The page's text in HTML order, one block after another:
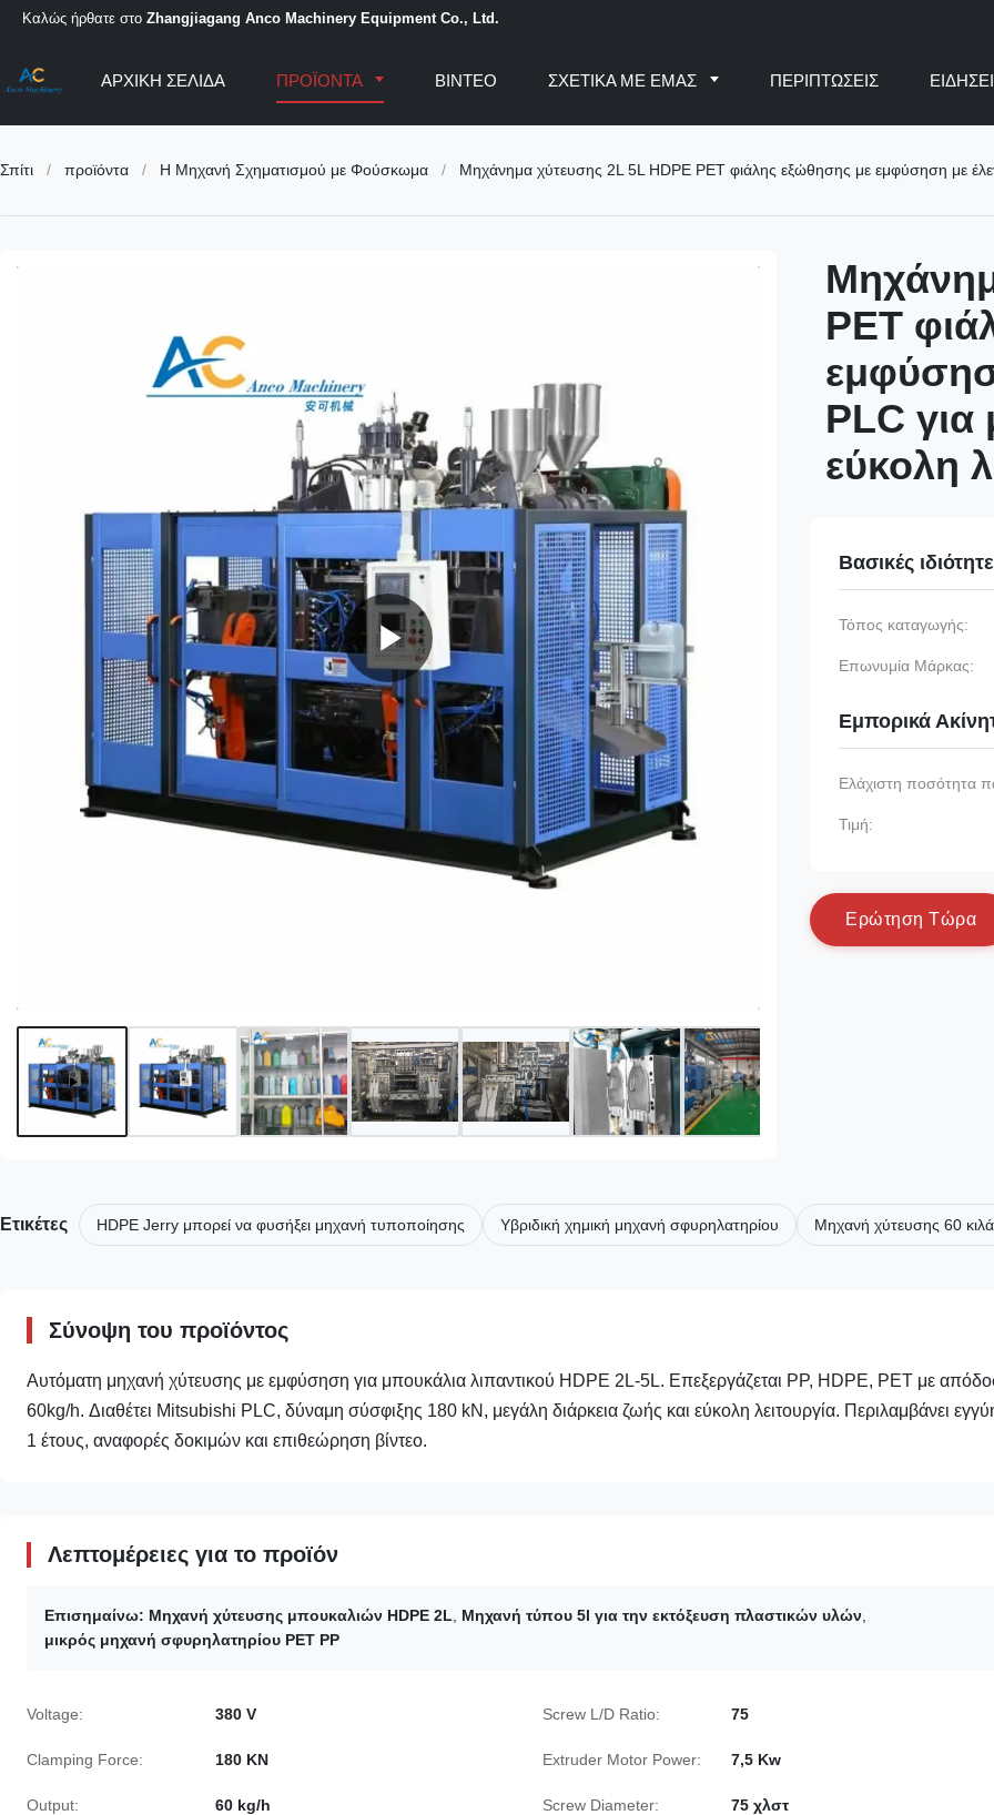
Καλώς ήρθατε στο Zhangjiagang Anco Machinery Equipment Co., Ltd.
ΑΡΧΙΚΉ ΣΕΛΊΔΑ ΠΡΟΪΌΝΤΑ ΒΊΝΤΕΟ ΣΧΕΤΙΚΆ ΜΕ ΕΜΆΣ ΠΕΡΙΠΤΏΣΕΙΣ
Σπίτι / προϊόντα / Η Μηχανή Σχηματισμού με Φούσκωμα / Μηχάνημα χύτευσης 2L 5L HDPE PET φιάλης εξώθησης με εμφύσηση με
PET
PLC για
εύκολη
Βασικές
Τόπος καταγωγής:
Επωνυμία Μάρκας:
Εμπορικά
Ελάχιστη ποσότητα
Τιμή:
Ερώτηση Τώρα
Ετικέτες HDPE Jerry μπορεί να φυσήξει μηχανή τυποποίησης Υβριδική χημική μηχανή σφυρηλατηρίου Μηχανή χύτευσης 60
Σύνοψη του προϊόντος
Αυτόματη μηχανή χύτευσης με εμφύσηση για μπουκάλια λιπαντικού HDPE 2L-5L. Επεξεργάζεται PP, HDPE, PET με
60kg/h. Διαθέτει Mitsubishi PLC, δύναμη σύσφιξης 180 kN, μεγάλη διάρκεια ζωής και εύκολη λειτουργία. Περιλαμβάνει
1 έτους, αναφορές δοκιμών και επιθεώρηση βίντεο.
Λεπτομέρειες για το προϊόν
Επισημαίνω: Μηχανή χύτευσης μπουκαλιών HDPE 2L Μηχανή τύπου 5l για την εκτόξευση πλαστικών υλών
μικρός μηχανή σφυρηλατηρίου PET PP
Voltage: 380 V Screw L/D Ratio: 75
Clamping Force: 180 KN Extruder Motor Power: 7,5 Kw
Output: 60 kg/h Screw Diameter: 75 χλστ